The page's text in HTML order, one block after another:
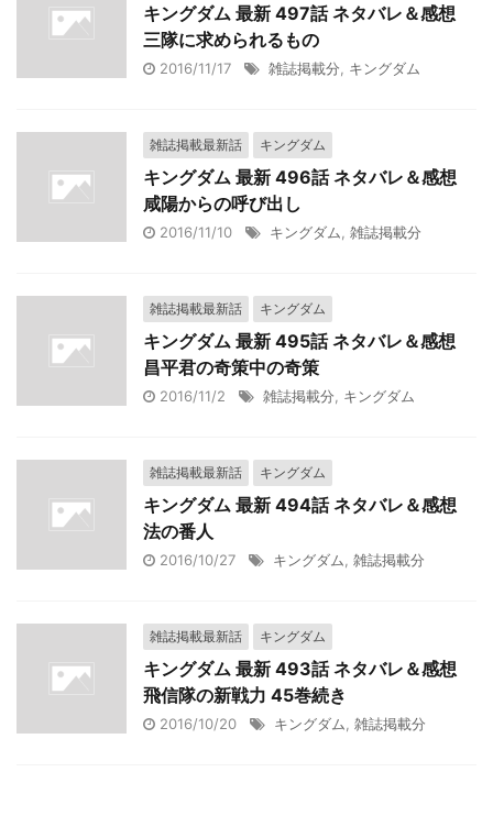
キングダム 最新 497話 ネタバレ＆感想
三隊に求められるもの
2016/11/17 雑誌掲載分 キングダム
雑誌掲載最新話 キングダム
キングダム 最新 496話 ネタバレ＆感想
咸陽からの呼び出し
2016/11/10 キングダム 雑誌掲載分
雑誌掲載最新話 キングダム
キングダム 最新 495話 ネタバレ＆感想
昌平君の奇策中の奇策
2016/11/2 雑誌掲載分 キングダム
雑誌掲載最新話 キングダム
キングダム 最新 494話 ネタバレ＆感想
法の番人
2016/10/27 キングダム 雑誌掲載分
雑誌掲載最新話 キングダム
キングダム 最新 493話 ネタバレ＆感想
飛信隊の新戦力 45巻続き
2016/10/20 キングダム 雑誌掲載分